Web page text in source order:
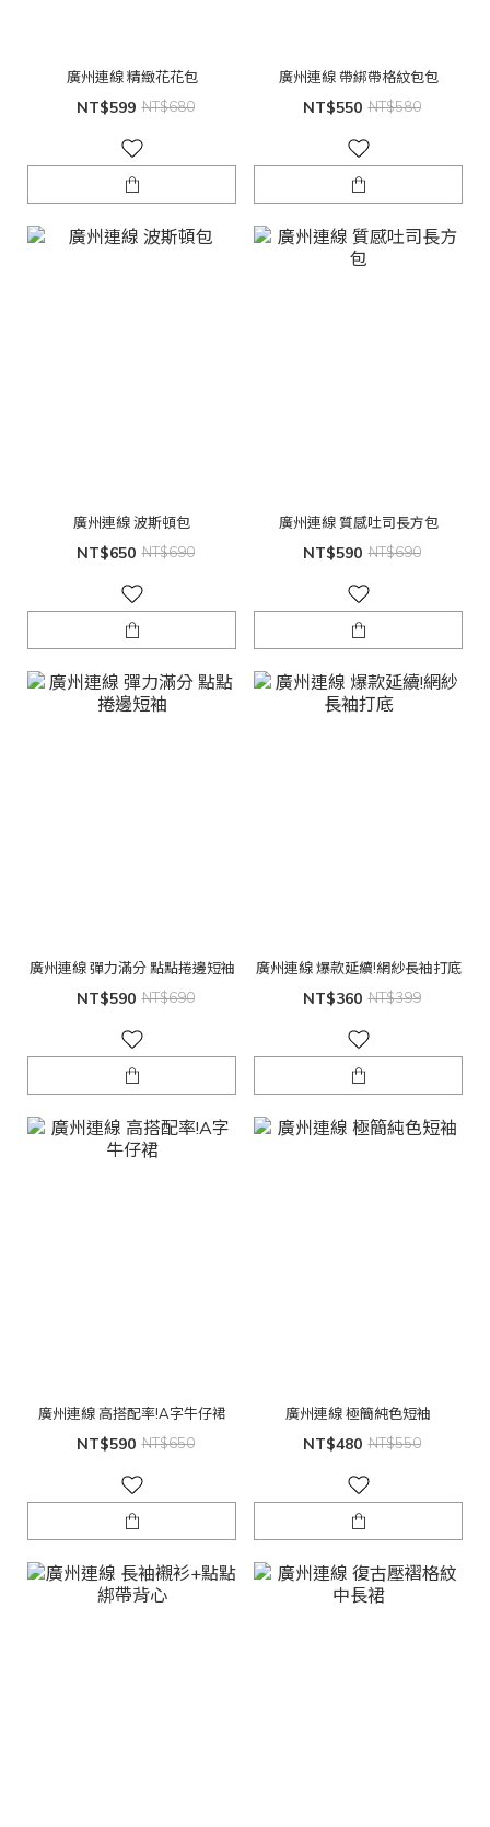
廣州連線 精緻花花包
NT$599 NT$680
廣州連線 帶綁帶格紋包包
NT$550 NT$580
廣州連線 波斯頓包
NT$650 NT$690
廣州連線 質感吐司長方包
NT$590 NT$690
廣州連線 彈力滿分 點點捲邊短袖
NT$590 NT$690
廣州連線 爆款延續!網紗長袖打底
NT$360 NT$399
廣州連線 高搭配率!A字牛仔裙
NT$590 NT$650
廣州連線 極簡純色短袖
NT$480 NT$550